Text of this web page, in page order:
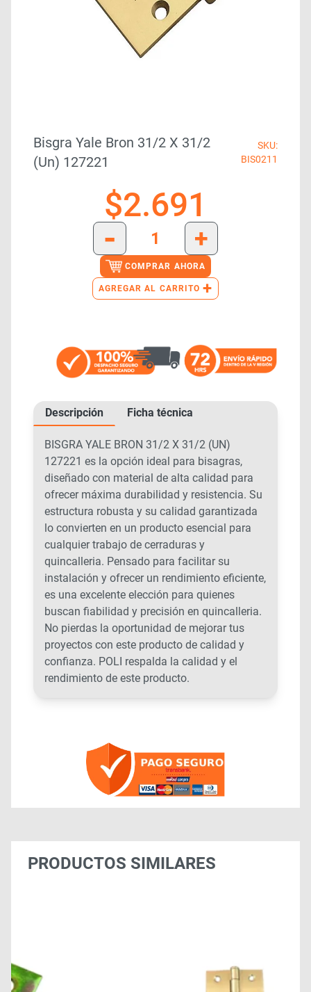
Bisgra Yale Bron 31/2 X 31/2
(un) 127221
SKU:
BIS0211
$2.691
-
+
COMPRAR AHORA
AGREGAR AL CARRITO +
Descripción Ficha técnica
BISGRA YALE BRON 31/2 X 31/2 (UN)
127221 es la opción ideal para bisagras,
diseñado con material de alta calidad para
ofrecer máxima durabilidad y resistencia. Su
estructura robusta y su calidad garantizada
lo convierten en un producto esencial para
cualquier trabajo de cerraduras y
quincalleria. Pensado para facilitar su
instalación y ofrecer un rendimiento eficiente,
es una excelente elección para quienes
buscan fiabilidad y precisión en quincalleria.
No pierdas la oportunidad de mejorar tus
proyectos con este producto de calidad y
confianza. POLI respalda la calidad y el
rendimiento de este producto.
PRODUCTOS SIMILARES